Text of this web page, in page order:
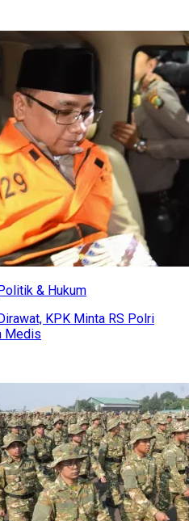
& Hukum
KPK Minta RS Polri
Medis